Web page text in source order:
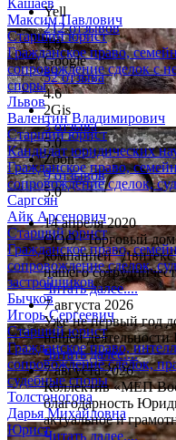
Кашаев
Максим Павлович
Старший юрист
Гражданское право,
сопровождение сделок с
споры
Львов
Валентин Владимирович
Старший юрист
Кандидат юридических
Гражданское право,
сопровождение сделок,
Саргсян
Айк Арсенович
Старший юрист
Гражданское право,
сопровождение сделок,
застройщиков
Бычков
Игорь Сергеевич
Старший юрист
Гражданское право,
сопровождение сделок,
судебные споры
Толстоногова
Дарья Михайловна
Юрист
Yell
212 отзывов
4.9
Google
52 отзыва
4.6
2Gis
3 отзыва
5.0
Zoon
9 отзывов
5.0
14 апреля 2020
ООО "Торговый дом
компанией
нашего
Читать далее....
7 августа 2026
Уже не первый год
нашей
Читать далее....
7 августа 2026
Коллектив «МЕП
благодарность
актуальное и
Читать далее....